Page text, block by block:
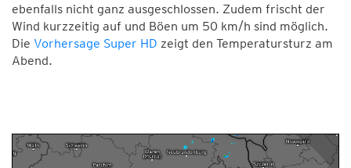
ebenfalls nicht ganz ausgeschlossen. Zudem frischt der
Wind kurzzeitig auf und Böen um 50 km/h sind möglich.
Die Vorhersage Super HD zeigt den Temperatursturz am
Abend.